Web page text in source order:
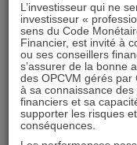
L’investisseur qui ne
investisseur «
sens du Code
Financier, est invité à
ou ses conseillers
s’assurer de la bonne
des OPCVM gérés par
à sa connaissance
financiers et sa
supporter les risques et
conséquences.